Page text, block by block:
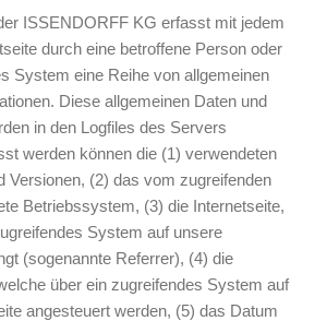
ISSENDORFF KG erfasst mit jedem
durch eine betroffene Person oder
System eine Reihe von allgemeinen
Diese allgemeinen Daten und
in den Logfiles des Servers
werden können die (1) verwendeten
Versionen, (2) das vom zugreifenden
Betriebssystem, (3) die Internetseite,
System auf unsere
(sogenannte Referrer), (4) die
über ein zugreifendes System auf
angesteuert werden, (5) das Datum